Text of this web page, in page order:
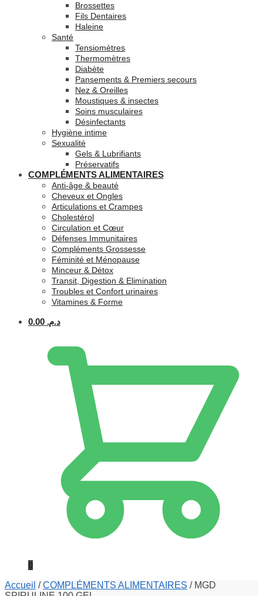
Brossettes
Fils Dentaires
Haleine
Santé
Tensiomètres
Thermomètres
Diabète
Pansements & Premiers secours
Nez & Oreilles
Moustiques & insectes
Soins musculaires
Désinfectants
Hygiène intime
Sexualité
Gels & Lubrifiants
Préservatifs
COMPLÉMENTS ALIMENTAIRES
Anti-âge & beauté
Cheveux et Ongles
Articulations et Crampes
Cholestérol
Circulation et Cœur
Défenses Immunitaires
Compléments Grossesse
Féminité et Ménopause
Minceur & Détox
Transit, Digestion & Elimination
Troubles et Confort urinaires
Vitamines & Forme
د.م. 0.00
0
Accueil /COMPLÉMENTS ALIMENTAIRES / MGD